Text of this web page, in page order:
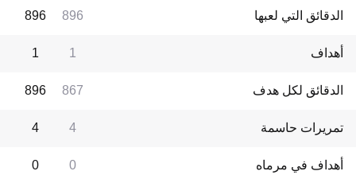
الدقائق التي لعبها 896
896
أهداف 1
1
الدقائق لكل هدف 867
896
تمريرات حاسمة 4
4
أهداف في مرماه 0
0